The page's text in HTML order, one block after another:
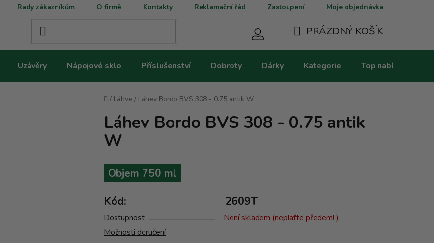
Rady zákazníkům O firmě Kontakty Reklamační řád Zastoupení Moje objednávka
KOŠÍK
PRÁZDNÝ KOŠÍK
Uzávěry Nápojové sklo Příslušenství Dobroty Dárky Kategorie Top nabídky
Domů
/ Láhve / Láhev Bordo BVS 308 - 0.75 antik W
Láhev Bordo BVS 308 - 0.75 antik
W
Objem 750 ml
Kód: 2609T
Dostupnost
Není skladem (neplaťte předem! )
Možnosti doručení